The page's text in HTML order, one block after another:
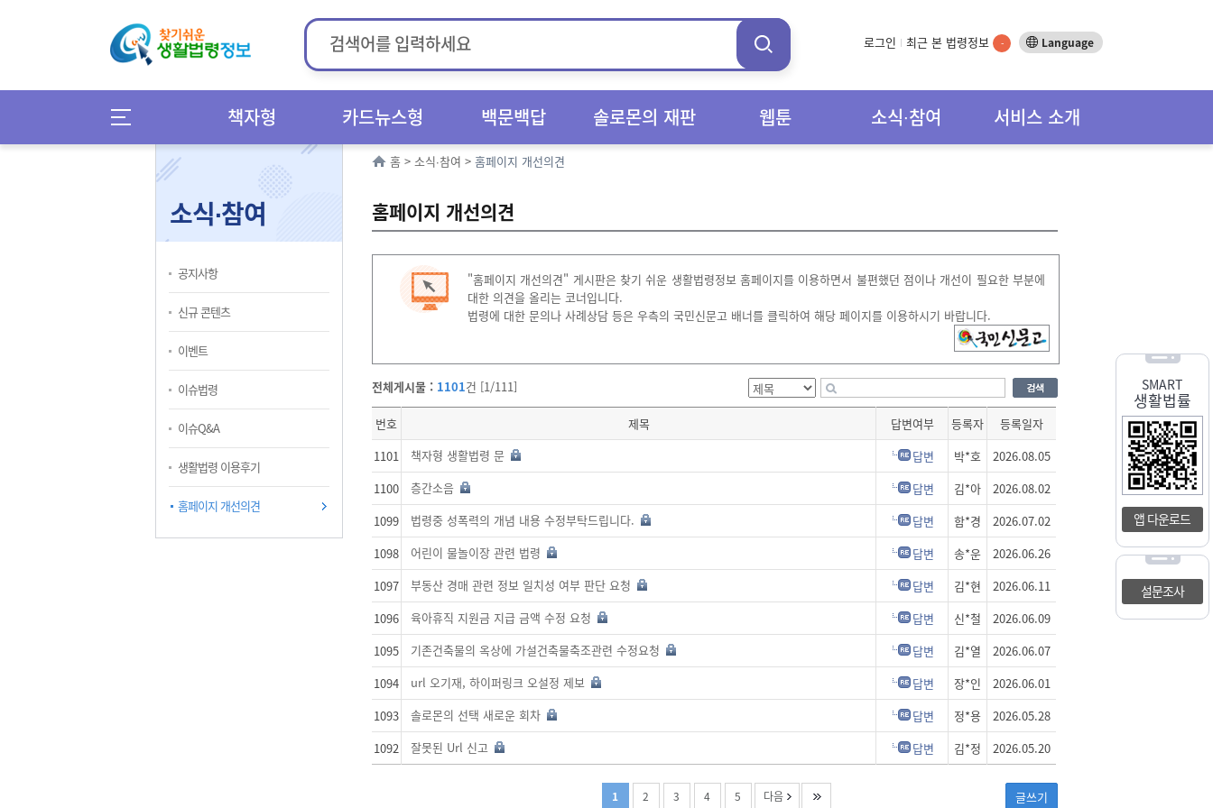
로그인 최근 본 법령정보 - Language
책자형 카드뉴스형 백문백답 솔로몬의 재판 웹툰 소식∙참여 서비스 소개
SMART
생활법률
앱 다운로드
설문조사
소식∙참여
공지사항
신규 콘텐츠
이벤트
이슈법령
이슈Q&A
생활법령 이용후기
홈페이지 개선의견
홈 > 소식∙참여 > 홈페이지 개선의견
홈페이지 개선의견
"홈페이지 개선의견" 게시판은 찾기 쉬운 생활법령정보 홈페이지를 이용하면서 불편했던 점이나 개선이 필요한 부분에
대한 의견을 올리는 코너입니다.
법령에 대한 문의나 사례상담 등은 우측의 국민신문고 배너를 클릭하여 해당 페이지를 이용하시기 바랍니다.
전체게시물 : 1101건 [1/111]
번호 제목 답변여부 등록자
등록일자
1101
책자형 생활법령 문 답변 박*호
2026.08.05
1100
층간소음 답변 김*아
2026.08.02
1099
법령중 성폭력의 개념 내용 수정부탁드립니다. 답변 함*경
2026.07.02
1098
어린이 물놀이장 관련 법령 답변 송*운
2026.06.26
1097
부동산 경매 관련 정보 일치성 여부 판단 요청 답변 김*현
2026.06.11
1096
육아휴직 지원금 지급 금액 수정 요청 답변 신*철
2026.06.09
1095
기존건축물의 옥상에 가설건축물축조관련 수정요청 답변 김*열
2026.06.07
1094
url 오기재, 하이퍼링크 오설정 제보 답변 장*인
2026.06.01
1093
솔로몬의 선택 새로운 회차 답변 정*용
2026.05.28
1092
잘못된 Url 신고 답변 김*정 2026.05.20
1 2 3 4 5 다음 글쓰기